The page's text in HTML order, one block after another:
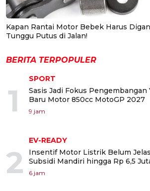
Kapan Rantai Motor Bebek Harus
Tunggu Putus di Jalan!
BERITA TERPOPULER
1
SPORT
Sasis Jadi Fokus Pengembangan
Baru Motor 850cc MotoGP 2027
9 jam
2
EV-READY
Insentif Motor Listrik Belum
Subsidi Mandiri hingga Rp 6,5
6 jam